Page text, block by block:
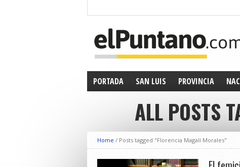
PORTADA SAN LUIS PROVINCIA
ALL POSTS
Home / Posts tagged "Florencia Magalí Morales"